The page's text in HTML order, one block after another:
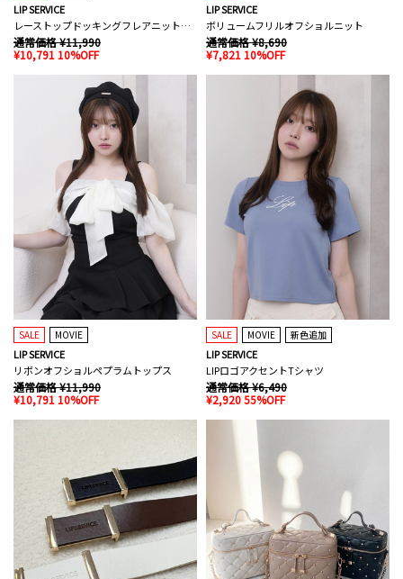
LIP SERVICE
レーストップドッキングフレアニットワンピース
通常価格 ¥11,990
¥10,791 10%OFF
LIP SERVICE
ボリュームフリルオフショルニット
通常価格 ¥8,690
¥7,821 10%OFF
SALE MOVIE
LIP SERVICE
リボンオフショルペプラムトップス
通常価格 ¥11,990
¥10,791 10%OFF
SALE MOVIE 新色追加
LIP SERVICE
LIPロゴアクセントTシャツ
通常価格 ¥6,490
¥2,920 55%OFF